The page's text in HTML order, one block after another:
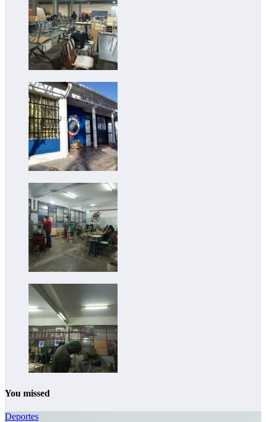
You missed
Deportes